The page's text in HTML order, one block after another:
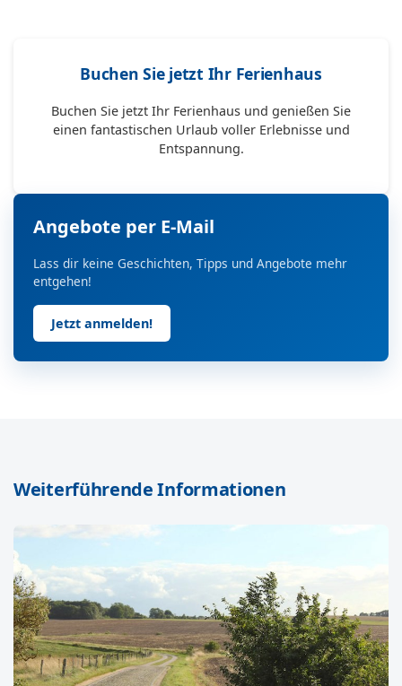
Buchen Sie jetzt Ihr Ferienhaus
Buchen Sie jetzt Ihr Ferienhaus und genießen Sie
einen fantastischen Urlaub voller Erlebnisse und
Entspannung.
Angebote per E-Mail
Lass dir keine Geschichten, Tipps und Angebote mehr
entgehen!
Jetzt anmelden!
Weiterführende Informationen